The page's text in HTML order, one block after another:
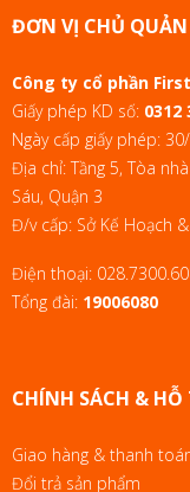
ĐƠN VỊ CHỦ QUẢN
Công ty cổ phần
Giấy phép KD số: 0312
Ngày cấp giấy phép:
Địa chỉ: Tầng 5, Tòa
Sáu, Quận 3
Đ/v cấp: Sở Kế Hoạch
Điện thoại:
Tổng đài: 19006080
CHÍNH SÁCH & HỖ
Giao hàng & thanh
Đổi trả sản phẩm